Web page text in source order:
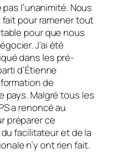
l’unanimité. Nous
pour ramener tout
pour que nous
J’ai été
dans les pré-
d’Étienne
de
pays. Malgré tous les
a renoncé au
préparer ce
facilitateur et de la
n’y ont rien fait.